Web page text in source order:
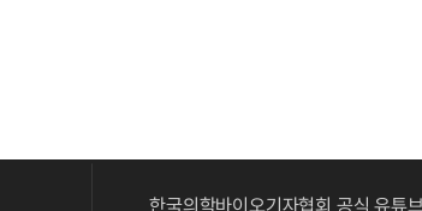
한국의학바이오기자협회 공식 유튜